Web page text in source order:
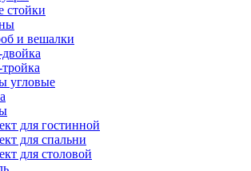
стойки
и вешалки
угловые
для гостинной
для спальни
для столовой